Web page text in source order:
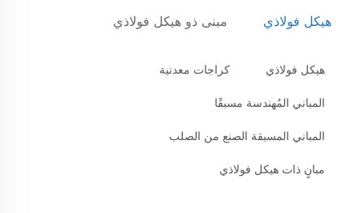
هيكل فولاذي مبنى ذو هيكل فولاذي
هيكل فولاذي كراجات معدنية
المباني المُهندسة مسبقًا
المباني المسبقة الصنع من الصلب
مبانٍ ذات هيكل فولاذي